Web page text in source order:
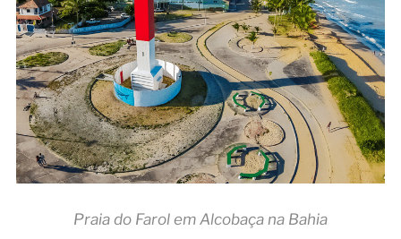
Praia do Farol em Alcobaça na Bahia